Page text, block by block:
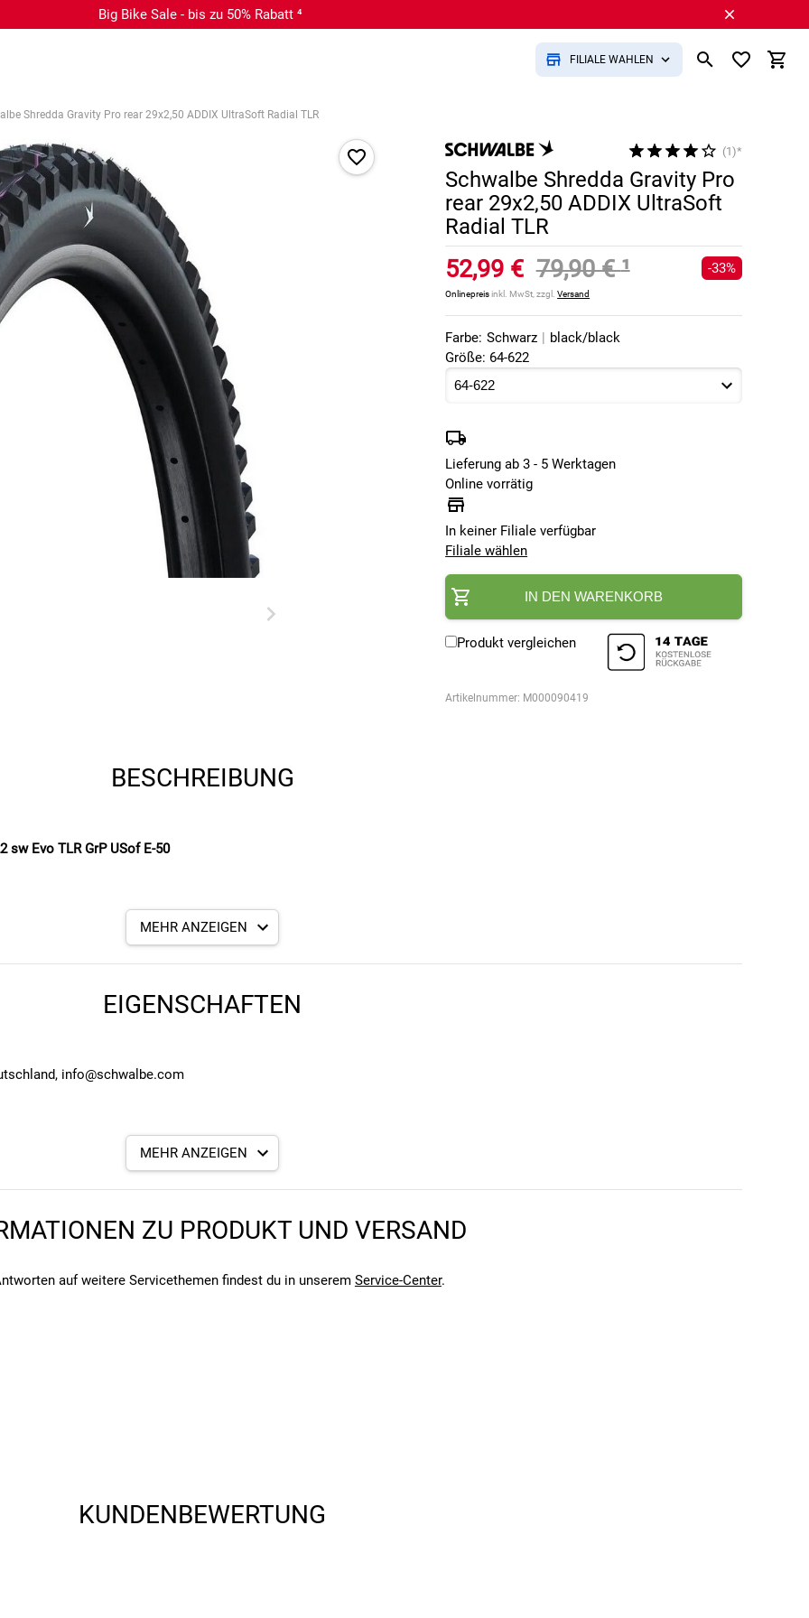
Big Bike Sale - bis zu 50% Rabatt ⁴
FILIALE WÄHLEN
Shredda Gravity Pro rear 29x2,50 ADDIX UltraSoft Radial TLR
(1)*
Schwalbe Shredda Gravity Pro
rear 29x2,50 ADDIX UltraSoft
Radial TLR
52,99 € 79,90 €¹
Onlinepreisinkl. MwSt, zzgl.Versand
-33%
Farbe: Schwarz | black/black
Größe: 64-622
Lieferung ab 3 - 5 Werktagen
Online vorrätig
In keiner Filiale verfügbar
Filiale wählen
IN DEN WARENKORB
Produkt vergleichen
Artikelnummer: M000090419
BESCHREIBUNG
sw Evo TLR GrP USof E-50
entwickelt für anspruchsvolle Uphill-Passagen und extreme Bedingungen im Enduro- und Downhill-Einsatz. Ausgestattet
Auflagefläche und exzellente Dämpfung, was für mehr Grip, Komfort und Sicherheit sorgt. Durch die punktuelle
Verzahnung
Stabilität
MEHR ANZEIGEN
EIGENSCHAFTEN
info@schwalbe.com
und den verbauten Komponenten bei Fahrrädern kommen kann. Einen Fehler gefunden?
MEHR ANZEIGEN
ZU PRODUKT UND VERSAND
auf weitere Servicethemen findest du in unserem Service-Center.
KUNDENBEWERTUNG